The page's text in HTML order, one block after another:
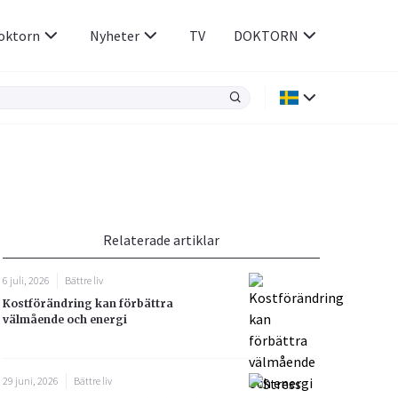
Rökavvänjning
Rörelseapparaten
Sex & Samliv
Sömn & Stress
Nyheter TV DOKTORN
Relaterade artiklar
6 juli, 2026
Bättre liv
Kostförändring kan förbättra
välmående och energi
29 juni, 2026
Bättre liv